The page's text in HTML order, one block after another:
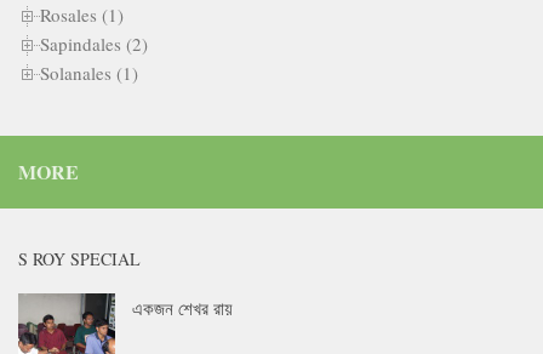
Rosales (1)
Sapindales (2)
Solanales (1)
MORE
S ROY SPECIAL
একজন শেখর রায়